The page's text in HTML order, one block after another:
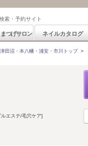
索・予約サイト
つげサロン ネイルカタログ
田沼・本八幡・浦安・市川トップ>
エステ/毛穴ケア]